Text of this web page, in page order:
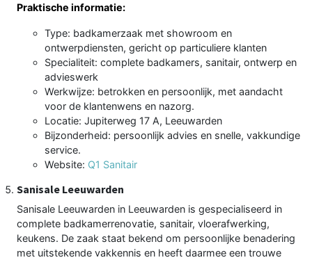
Praktische informatie:
Type: badkamerzaak met showroom en
ontwerpdiensten, gericht op particuliere klanten
Specialiteit: complete badkamers, sanitair, ontwerp en
advieswerk
Werkwijze: betrokken en persoonlijk, met aandacht
voor de klantenwens en nazorg.
Locatie: Jupiterweg 17 A, Leeuwarden
Bijzonderheid: persoonlijk advies en snelle, vakkundige
service.
Website: Q1 Sanitair
Sanisale Leeuwarden
Sanisale Leeuwarden in Leeuwarden is gespecialiseerd in
complete badkamerrenovatie, sanitair, vloerafwerking,
keukens. De zaak staat bekend om persoonlijke benadering
met uitstekende vakkennis en heeft daarmee een trouwe